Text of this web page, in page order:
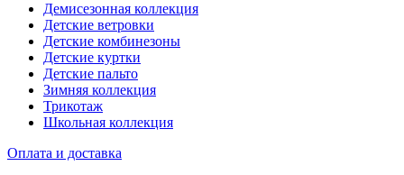
Демисезонная коллекция
Детские ветровки
Детские комбинезоны
Детские куртки
Детские пальто
Зимняя коллекция
Трикотаж
Школьная коллекция
Оплата и доставка